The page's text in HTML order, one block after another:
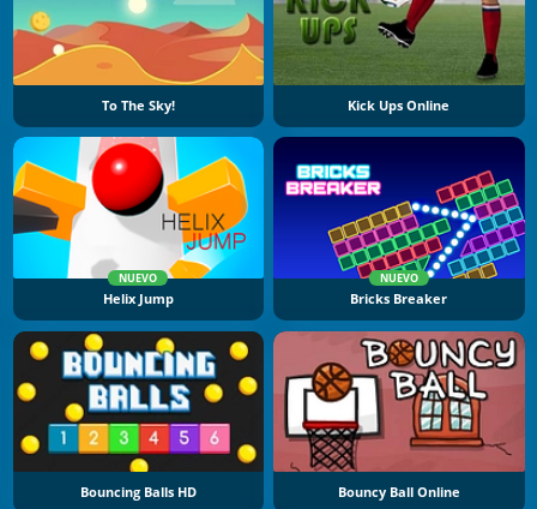
To The Sky! Kick Ups Online
NUEVO
Helix Jump
NUEVO
Bricks Breaker
Bouncing Balls HD Bouncy Ball Online